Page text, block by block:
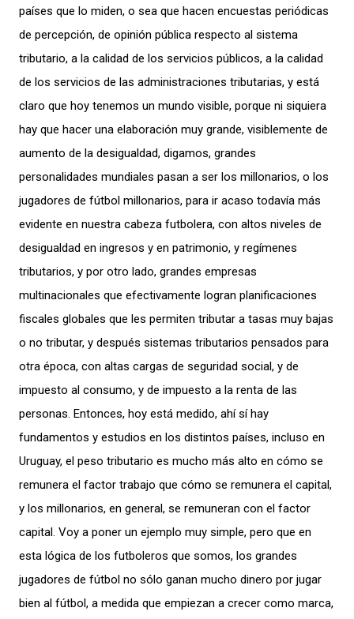
países que lo miden, o sea que hacen encuestas periódicas
de percepción, de opinión pública respecto al sistema
tributario, a la calidad de los servicios públicos, a la calidad
de los servicios de las administraciones tributarias, y está
claro que hoy tenemos un mundo visible, porque ni siquiera
hay que hacer una elaboración muy grande, visiblemente de
aumento de la desigualdad, digamos, grandes
personalidades mundiales pasan a ser los millonarios, o los
jugadores de fútbol millonarios, para ir acaso todavía más
evidente en nuestra cabeza futbolera, con altos niveles de
desigualdad en ingresos y en patrimonio, y regímenes
tributarios, y por otro lado, grandes empresas
multinacionales que efectivamente logran planificaciones
fiscales globales que les permiten tributar a tasas muy bajas
o no tributar, y después sistemas tributarios pensados para
otra época, con altas cargas de seguridad social, y de
impuesto al consumo, y de impuesto a la renta de las
personas. Entonces, hoy está medido, ahí sí hay
fundamentos y estudios en los distintos países, incluso en
Uruguay, el peso tributario es mucho más alto en cómo se
remunera el factor trabajo que cómo se remunera el capital,
y los millonarios, en general, se remuneran con el factor
capital. Voy a poner un ejemplo muy simple, pero que en
esta lógica de los futboleros que somos, los grandes
jugadores de fútbol no sólo ganan mucho dinero por jugar
bien al fútbol, a medida que empiezan a crecer como marca,